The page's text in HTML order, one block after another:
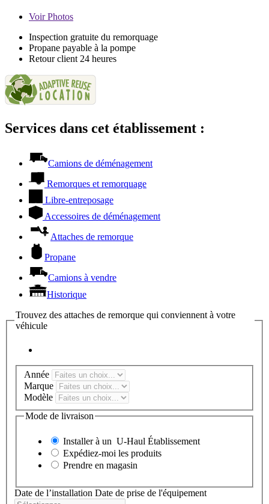
VoirPhotos
Inspection gratuite du remorquage
Propane payable à la pompe
Retour client 24 heures
Services dans cet établissement :
Camions de déménagement
Remorques et remorquage
Libre-entreposage
Accessoires de déménagement
Attaches de remorque
Propane
Camions à vendre
Historique
Trouvez des attaches de remorque qui conviennent à votre
véhicule
Année
Marque
Modèle
Mode de livraison
Installer à un U-Haul Établissement
Expédiez-moi les produits
Prendre en magasin
Date de l’installation Date de prise de l'équipement